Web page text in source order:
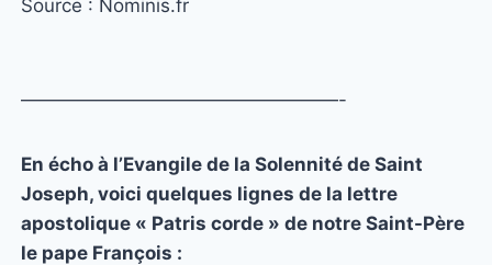
Source : Nominis.fr
—————————————————-
En écho à l’Evangile de la Solennité de Saint
Joseph, voici quelques lignes de la lettre
apostolique « Patris corde » de notre Saint-Père
le pape François :